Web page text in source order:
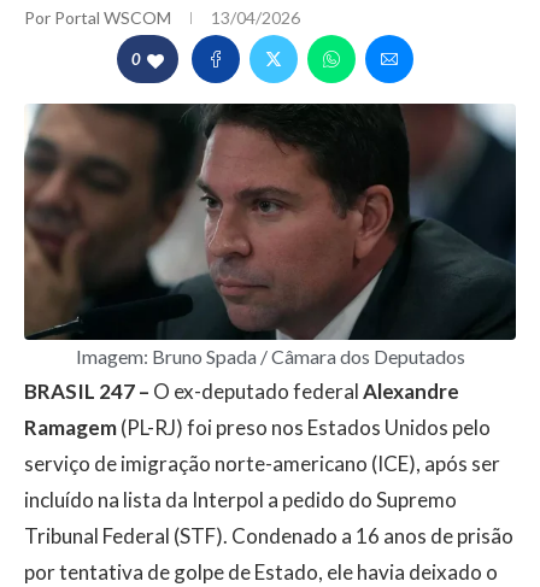
Por Portal WSCOM 13/04/2026
0
Imagem: Bruno Spada / Câmara dos Deputados
BRASIL 247 – O ex-deputado federalAlexandre
Ramagem(PL-RJ) foi preso nos Estados Unidos pelo
serviço de imigração norte-americano (ICE), após ser
incluído na lista da Interpol a pedido do Supremo
Tribunal Federal (STF). Condenado a 16 anos de prisão
por tentativa de golpe de Estado, ele havia deixado o